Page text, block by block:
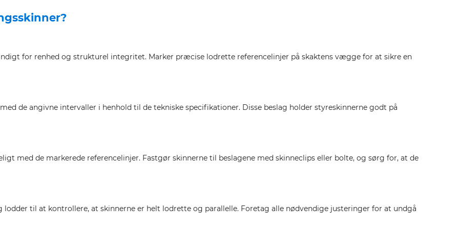
for renhed og strukturel integritet. Marker præcise lodrette referencelinjer på skaktens vægge for at sikre en
de angivne intervaller i henhold til de tekniske specifikationer. Disse beslag holder styreskinnerne godt på
med de markerede referencelinjer. Fastgør skinnerne til beslagene med skinneclips eller bolte, og sørg for, at de
til at kontrollere, at skinnerne er helt lodrette og parallelle. Foretag alle nødvendige justeringer for at undgå